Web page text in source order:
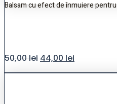
Balsam cu efect de înmuiere pentru
50,00lei 44,00 lei